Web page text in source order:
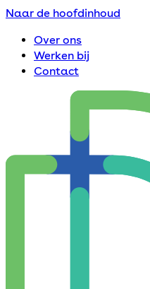
Naar de hoofdinhoud
Over ons
Werken bij
Contact